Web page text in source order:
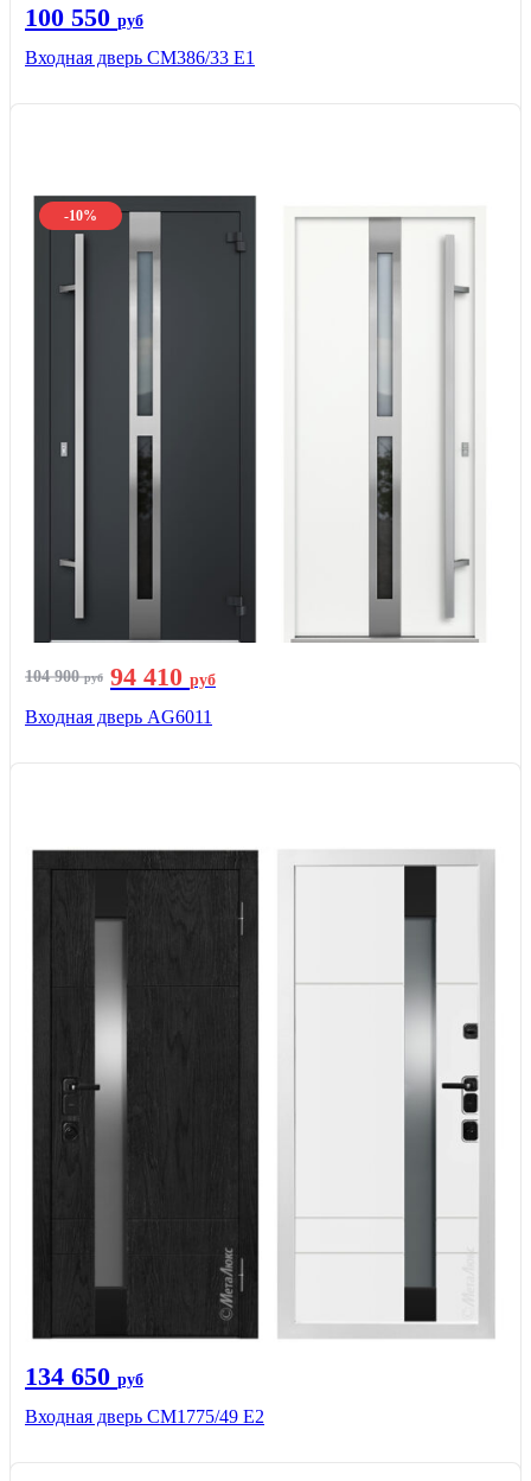
100 550 руб
Входная дверь СМ386/33 Е1
-10%
104 900руб 94 410 руб
Входная дверь AG6011
134 650 руб
Входная дверь СМ1775/49 Е2